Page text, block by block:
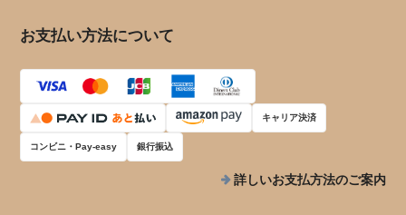
お支払い方法について
キャリア決済
コンビニ・Pay-easy 銀行振込
詳しいお支払方法のご案内